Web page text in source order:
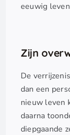
eeuwig
Zijn
De
dan een
nieuw leven
daarna
diepgaande